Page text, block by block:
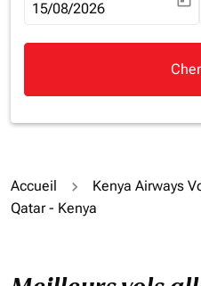
fc-booking-departure-
15/08/2026
Accueil Kenya Airways
Qatar - Kenya